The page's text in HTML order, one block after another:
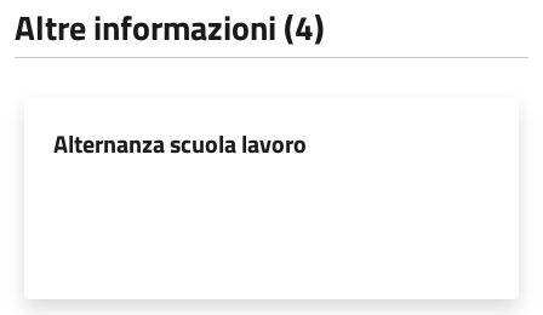
Altre informazioni (4)
Alternanza scuola lavoro